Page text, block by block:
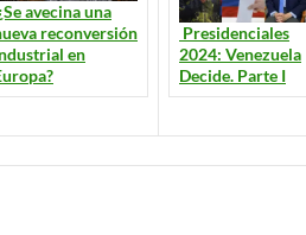
avecina una
reconversión
en
Presidenciales
2024: Venezuela
Decide. Parte I